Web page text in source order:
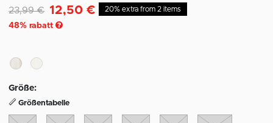
Reduziert von
23,99 €auf12,50 €
48% rabatt
20% extra from 2 items
Größe:
Größentabelle